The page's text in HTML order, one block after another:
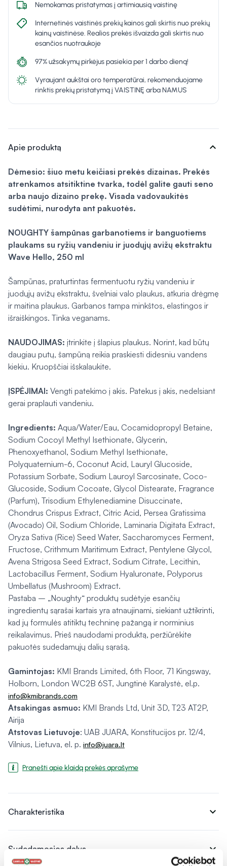
Nemokamas pristatymas į artimiausią vaistinę
Internetinės vaistinės prekių kainos gali skirtis nuo prekių
kainų vaistinėse. Realios prekės išvaizda gali skirtis nuo
esančios nuotraukoje
97% užsakymų pirkėjus pasiekia per 1 darbo dieną!
Vyraujant aukštai oro temperatūrai, rekomenduojame
rinktis prekių pristatymą į VAISTINĘ arba NAMUS
Apie produktą expand_more
Dėmesio: šiuo metu keičiasi prekės dizainas. Prekės
atrenkamos atsitiktine tvarka, todėl galite gauti seno
arba naujo dizaino prekę. Visada vadovaukitės
sudėtimi, nurodyta ant pakuotės.
NOUGHTY šampūnas garbanotiems ir banguotiems
plaukams su ryžių vandeniu ir juodųjų avižų ekstraktu
Wave Hello, 250 ml
Šampūnas, praturtintas fermentuotu ryžių vandeniu ir
juodųjų avižų ekstraktu, švelniai valo plaukus, atkuria drėgmę
ir maitina plaukus. Garbanos tampa minkštos, elastingos ir
išraiškingos. Tinka veganams.
NAUDOJIMAS: įtrinkite į šlapius plaukus. Norint, kad būtų
daugiau putų, šampūną reikia praskiesti didesniu vandens
kiekiu. Kruopščiai išskalaukite.
ĮSPĖJIMAI: Vengti patekimo į akis. Patekus į akis, nedelsiant
gerai praplauti vandeniu.
Ingredients: Aqua/Water/Eau, Cocamidopropyl Betaine,
Sodium Cocoyl Methyl Isethionate, Glycerin,
Phenoxyethanol, Sodium Methyl Isethionate,
Polyquaternium-6, Coconut Acid, Lauryl Glucoside,
Potassium Sorbate, Sodium Lauroyl Sarcosinate, Coco-
Glucoside, Sodium Cocoate, Glycol Distearate, Fragrance
(Parfum), Trisodium Ethylenediamine Disuccinate,
Chondrus Crispus Extract, Citric Acid, Persea Gratissima
(Avocado) Oil, Sodium Chloride, Laminaria Digitata Extract,
Oryza Sativa (Rice) Seed Water, Saccharomyces Ferment,
Fructose, Crithmum Maritimum Extract, Pentylene Glycol,
Avena Strigosa Seed Extract, Sodium Citrate, Lecithin,
Lactobacillus Ferment, Sodium Hyaluronate, Polyporus
Umbellatus (Mushroom) Extract.
Pastaba – „Noughty“ produktų sudėtyje esančių
ingredientų sąrašai kartais yra atnaujinami, siekiant užtikrinti,
kad jų formulės atitiktų techninę pažangą ir norminius
reikalavimus. Prieš naudodami produktą, peržiūrėkite
pakuotės sudedamųjų dalių sąrašą.
Gamintojas: KMI Brands Limited, 6th Floor, 71 Kingsway,
Holborn, London WC2B 6ST, Jungtinė Karalystė, el.p.
info@kmibrands.com
Atsakingas asmuo: KMI Brands Ltd, Unit 3D, T23 AT2P,
Airija
Atstovas Lietuvoje: UAB JUARA, Konstitucijos pr. 12/4,
Vilnius, Lietuva, el. p. info@juara.lt
Pranešti apie klaidą prekės aprašyme
Charakteristika expand_more
Sudedamosios dalys expand_more